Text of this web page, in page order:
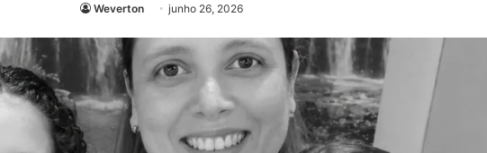
Weverton junho 26, 2026